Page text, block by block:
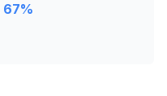
67%